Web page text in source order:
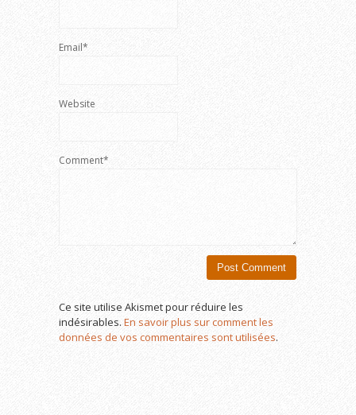
Email*
Website
Comment*
Ce site utilise Akismet pour réduire les
indésirables. En savoir plus sur comment les
données de vos commentaires sont utilisées.